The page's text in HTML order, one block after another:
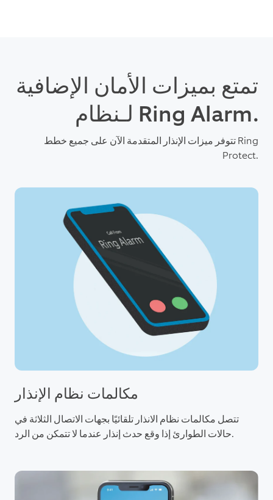
تمتع بميزات الأمان الإضافية
لـنظام Ring Alarm.
تتوفر ميزات الإنذار المتقدمة الآن على جميع خطط Ring
Protect.
مكالمات نظام الإنذار
تتصل مكالمات نظام الانذار تلقائيًا بجهات الاتصال الثلاثة في
حالات الطوارئ إذا وقع حدث إنذار عندما لا تتمكن من الرد.